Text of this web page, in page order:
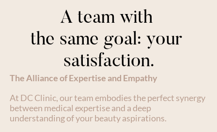
A team with
the same goal: your
satisfaction.
The Alliance of Expertise and Empathy
At DC Clinic, our team embodies the perfect synergy
between medical expertise and a deep
understanding of your beauty aspirations.